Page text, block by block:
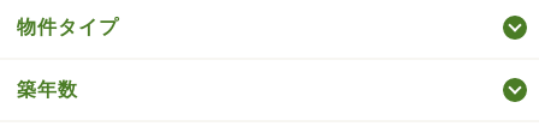
物件タイプ
築年数